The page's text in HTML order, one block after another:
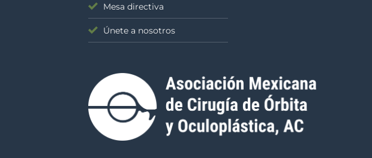
Mesa directiva
Únete a nosotros